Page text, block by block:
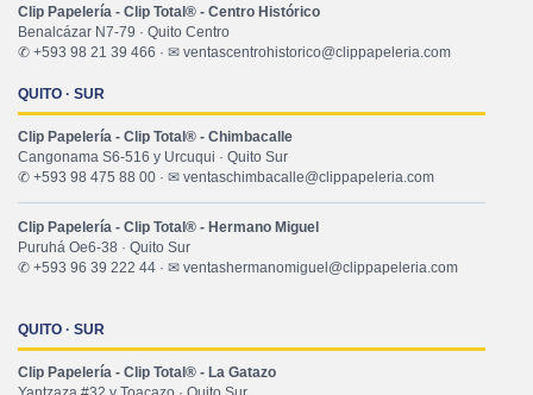
Clip Papelería - Clip Total® - Centro Histórico
Benalcázar N7-79 · Quito Centro
✆ +593 98 21 39 466 · ✉ ventascentrohistorico@clippapeleria.com
QUITO · SUR
Clip Papelería - Clip Total® - Chimbacalle
Cangonama S6-516 y Urcuqui · Quito Sur
✆ +593 98 475 88 00 · ✉ ventaschimbacalle@clippapeleria.com
Clip Papelería - Clip Total® - Hermano Miguel
Puruhá Oe6-38 · Quito Sur
✆ +593 96 39 222 44 · ✉ ventashermanomiguel@clippapeleria.com
QUITO · SUR
Clip Papelería - Clip Total® - La Gatazo